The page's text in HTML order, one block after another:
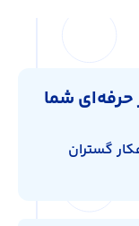
حرفه‌ای شما
گستران